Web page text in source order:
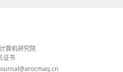
算机研究院
证书